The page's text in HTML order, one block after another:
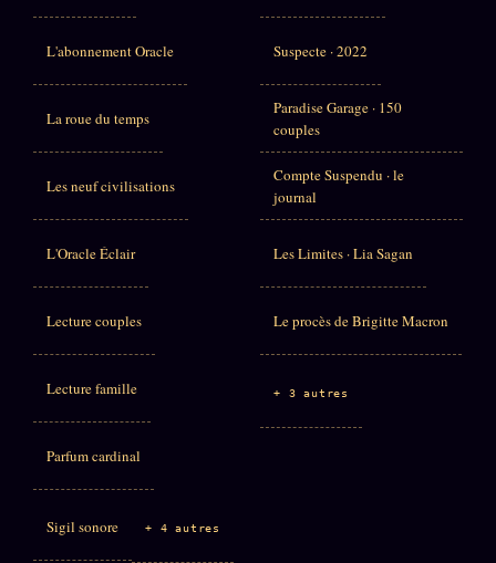
L'abonnement Oracle
La roue du temps
Les neuf civilisations
L'Oracle Éclair
Lecture couples
Lecture famille
Parfum cardinal
Sigil sonore + 4 autres
Suspecte · 2022
Paradise Garage · 150
couples
Compte Suspendu · le
journal
Les Limites · Lia Sagan
Le procès de Brigitte Macron
+ 3 autres